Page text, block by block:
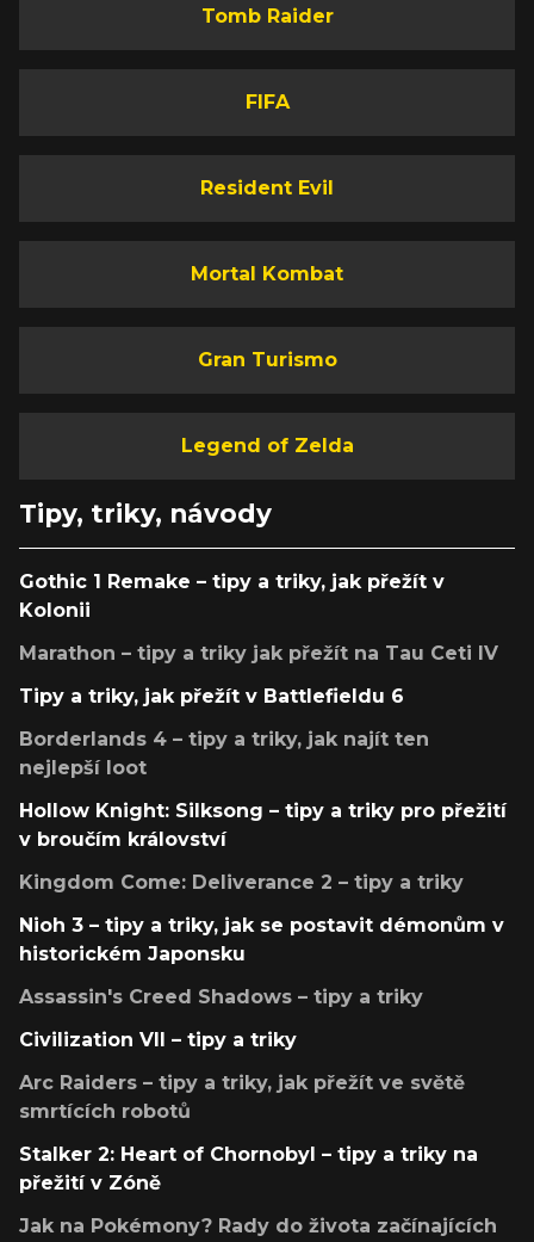
Tomb Raider
FIFA
Resident Evil
Mortal Kombat
Gran Turismo
Legend of Zelda
Tipy, triky, návody
Gothic 1 Remake – tipy a triky, jak přežít v
Kolonii
Marathon – tipy a triky jak přežít na Tau Ceti IV
Tipy a triky, jak přežít v Battlefieldu 6
Borderlands 4 – tipy a triky, jak najít ten
nejlepší loot
Hollow Knight: Silksong – tipy a triky pro přežití
v broučím království
Kingdom Come: Deliverance 2 – tipy a triky
Nioh 3 – tipy a triky, jak se postavit démonům v
historickém Japonsku
Assassin's Creed Shadows – tipy a triky
Civilization VII – tipy a triky
Arc Raiders – tipy a triky, jak přežít ve světě
smrtících robotů
Stalker 2: Heart of Chornobyl – tipy a triky na
přežití v Zóně
Jak na Pokémony? Rady do života začínajících